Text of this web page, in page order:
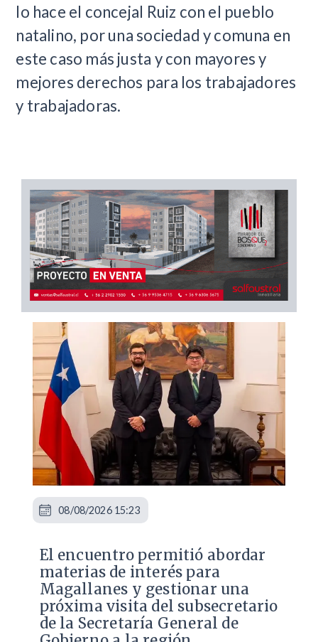
lo hace el concejal Ruiz con el pueblo
natalino, por una sociedad y comuna en
este caso más justa y con mayores y
mejores derechos para los trabajadores
y trabajadoras.
El encuentro permitió abordar
materias de interés para
Magallanes y gestionar una
próxima visita del subsecretario
de la Secretaría General de
08/08/2026 15:23